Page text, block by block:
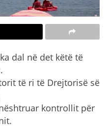
dal në det këtë të
të ri të Drejtorisë së
kontrollit për